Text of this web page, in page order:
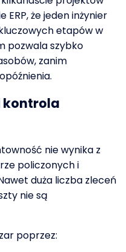
ERP, że jeden inżynier
etapów w
pozwala szybko
zanim
kontrola
nie wynika z
policzonych i
duża liczba zleceń
nie są
poprzez: